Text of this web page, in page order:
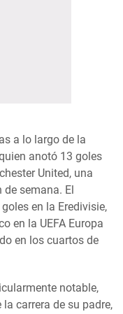
a lo largo de la
anotó 13 goles
United, una
semana. El
en la Eredivisie,
en la UEFA Europa
en los cuartos de
notable,
carrera de su padre,